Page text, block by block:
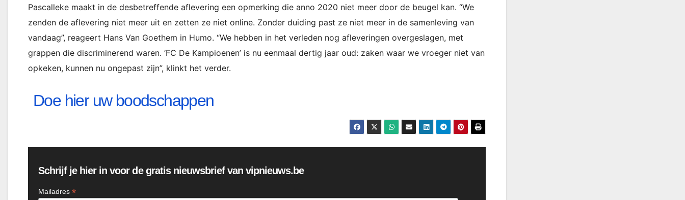
Pascalleke maakt in de desbetreffende aflevering een opmerking die anno 2020 niet meer door de beugel kan. “We
zenden de aflevering niet meer uit en zetten ze niet online. Zonder duiding past ze niet meer in de samenleving van
vandaag”, reageert Hans Van Goethem in Humo. “We hebben in het verleden nog afleveringen overgeslagen, met
grappen die discriminerend waren. ‘FC De Kampioenen’ is nu eenmaal dertig jaar oud: zaken waar we vroeger niet van
opkeken, kunnen nu ongepast zijn”, klinkt het verder.
Doe hier uw boodschappen
Schrijf je hier in voor de gratis nieuwsbrief van vipnieuws.be
Mailadres *